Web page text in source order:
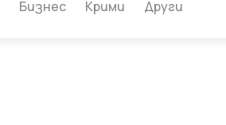
Бизнес Крими Други